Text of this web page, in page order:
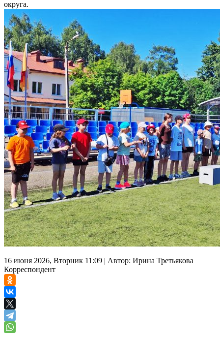
округа.
16 июня 2026, Вторник 11:09 | Автор: Ирина Третьякова
Корреспондент